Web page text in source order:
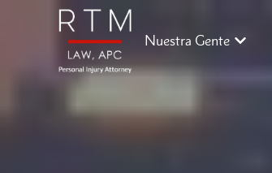
Nuestra Gente